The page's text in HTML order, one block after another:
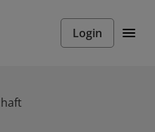
Login